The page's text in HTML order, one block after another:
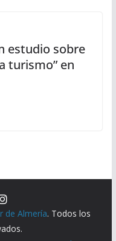
estudio sobre
turismo” en
de Almería. Todos los